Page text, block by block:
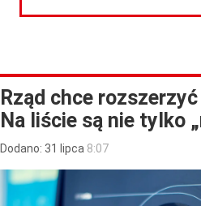
Rząd chce
Na liście są nie tylko
Dodano: 31 lipca 8:07